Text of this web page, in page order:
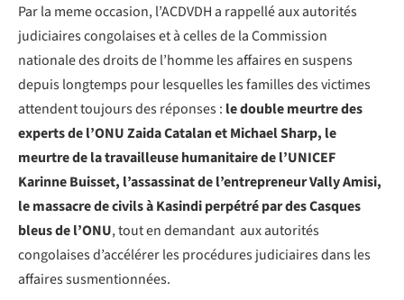
Par la meme occasion, l’ACDVDH a rappellé aux autorités
judiciaires congolaises et à celles de la Commission
nationale des droits de l’homme les affaires en suspens
depuis longtemps pour lesquelles les familles des victimes
attendent toujours des réponses : le double meurtre des
experts de l’ONU Zaida Catalan et Michael Sharp, le
meurtre de la travailleuse humanitaire de l’UNICEF
Karinne Buisset, l’assassinat de l’entrepreneur Vally Amisi,
le massacre de civils à Kasindi perpétré par des Casques
bleus de l’ONU, tout en demandant aux autorités
congolaises d’accélérer les procédures judiciaires dans les
affaires susmentionnées.